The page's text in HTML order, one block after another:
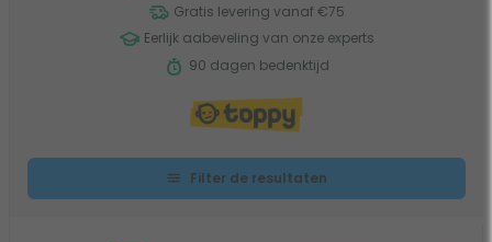
Gratis levering vanaf €75
Eerlijk aabeveling van onze experts
90 dagen bedenktijd
Filter de resultaten